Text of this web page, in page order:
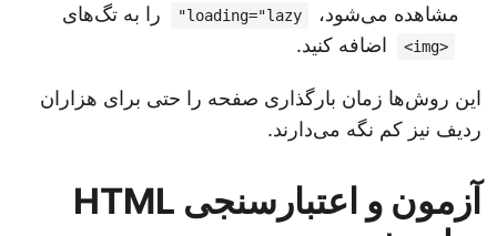
مشاهده می‌شود،
loading="lazy" را به تگ‌های
اضافه کنید.
این روش‌ها زمان بارگذاری صفحه را حتی برای هزاران
ردیف نیز کم نگه می‌دارند.
آزمون و اعتبارسنجی HTML